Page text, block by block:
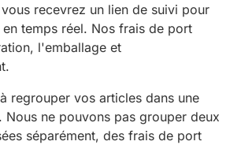
recevrez un lien de suivi pour
temps réel. Nos frais de port
l'emballage et
regrouper vos articles dans une
Nous ne pouvons pas grouper deux
séparément, des frais de port